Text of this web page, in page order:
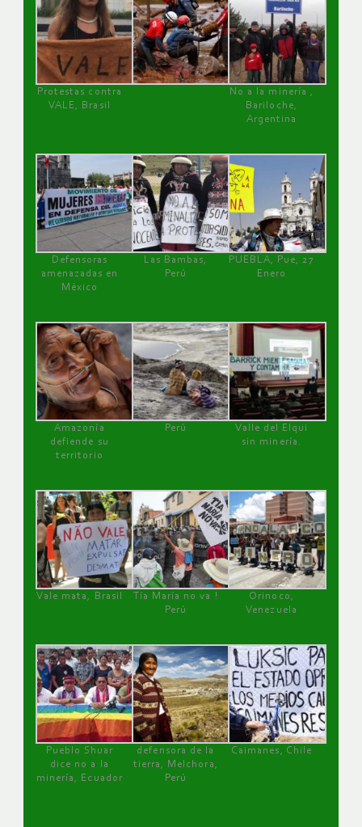
Protestas contra
VALE, Brasil
No a la minería ,
Bariloche,
Argentina
Defensoras
amenazadas en
México
Las Bambas,
Perú
PUEBLA, Pue, 27
Enero
Amazonía
defiende su
territorio
Perú
Valle del Elqui
sin minería.
Vale mata, Brasil
Tía María no va !
Perú
Orinoco,
Venezuela
Pueblo Shuar
dice no a la
minería, Ecuador
defensora de la
tierra, Melchora,
Perú
Caimanes, Chile